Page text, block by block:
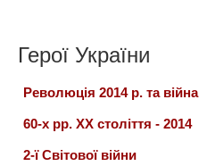
Герої України
Революція 2014 р. та війна
60-х рр. ХХ століття - 2014
2-ї Світової війни